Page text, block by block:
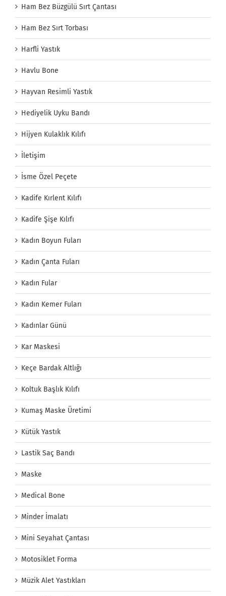
Ham Bez Büzgülü Sırt Çantası
Ham Bez Sırt Torbası
Harfli Yastık
Havlu Bone
Hayvan Resimli Yastık
Hediyelik Uyku Bandı
Hijyen Kulaklık Kılıfı
İletişim
İsme Özel Peçete
Kadife Kırlent Kılıfı
Kadife Şişe Kılıfı
Kadın Boyun Fuları
Kadın Çanta Fuları
Kadın Fular
Kadın Kemer Fuları
Kadınlar Günü
Kar Maskesi
Keçe Bardak Altlığı
Koltuk Başlık Kılıfı
Kumaş Maske Üretimi
Kütük Yastık
Lastik Saç Bandı
Maske
Medical Bone
Minder İmalatı
Mini Seyahat Çantası
Motosiklet Forma
Müzik Alet Yastıkları